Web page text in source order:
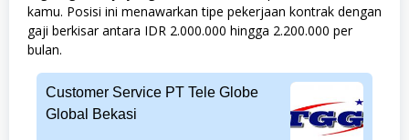
kamu. Posisi ini menawarkan tipe pekerjaan kontrak dengan
gaji berkisar antara IDR 2.000.000 hingga 2.200.000 per
bulan.
Customer Service PT Tele Globe
Global Bekasi